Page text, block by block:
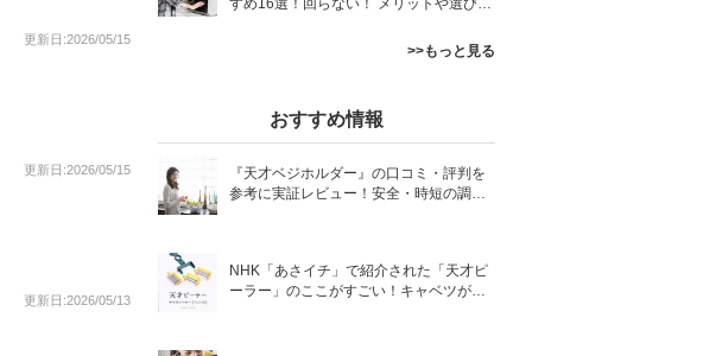
更新日:2026/05/15
更新日:2026/05/15
更新日:2026/05/13
すめ16選！回らない！ メリットや選び方
>>もっと見る
おすすめ情報
『天才ベジホルダー』の口コミ・評判を
参考に実証レビュー！安全・時短の調理
NHK「あさイチ」で紹介された「天才ピ
ーラー」のここがすごい！キャベツがほ